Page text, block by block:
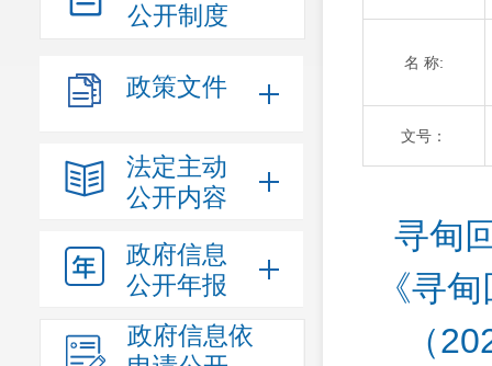
公开制度
政策文件
法定主动
公开内容
政府信息
公开年报
政府信息依
名 称:
文号：
寻甸
《寻
（